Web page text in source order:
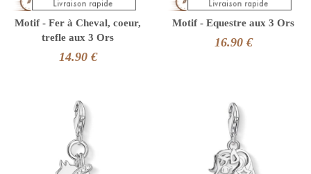
Motif - Fer à Cheval, coeur,
trefle aux 3 Ors
14.90 €
Motif - Equestre aux 3 Ors
16.90 €